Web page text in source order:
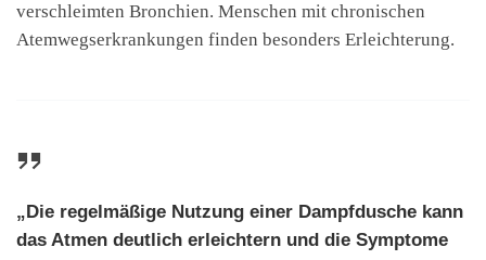
verschleimten Bronchien. Menschen mit chronischen
Atemwegserkrankungen finden besonders Erleichterung.
„Die regelmäßige Nutzung einer Dampfdusche kann
das Atmen deutlich erleichtern und die Symptome